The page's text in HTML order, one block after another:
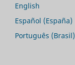
English
Español (España)
Português (Brasil)